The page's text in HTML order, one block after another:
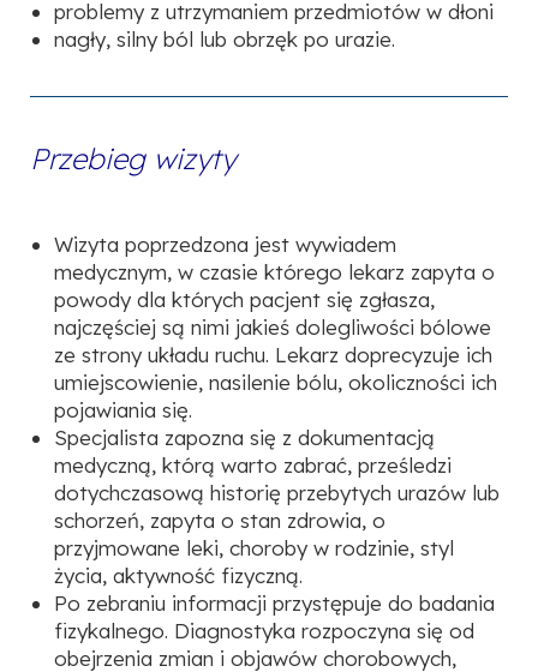
problemy z utrzymaniem przedmiotów w dłoni
nagły, silny ból lub obrzęk po urazie.
Przebieg wizyty
Wizyta poprzedzona jest wywiadem
medycznym, w czasie którego lekarz zapyta o
powody dla których pacjent się zgłasza,
najczęściej są nimi jakieś dolegliwości bólowe
ze strony układu ruchu. Lekarz doprecyzuje ich
umiejscowienie, nasilenie bólu, okoliczności ich
pojawiania się.
Specjalista zapozna się z dokumentacją
medyczną, którą warto zabrać, prześledzi
dotychczasową historię przebytych urazów lub
schorzeń, zapyta o stan zdrowia, o
przyjmowane leki, choroby w rodzinie, styl
życia, aktywność fizyczną.
Po zebraniu informacji przystępuje do badania
fizykalnego. Diagnostyka rozpoczyna się od
obejrzenia zmian i objawów chorobowych,